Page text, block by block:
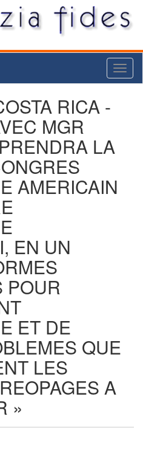
RICA -
MGR
LA
AMERICAIN
EN UN
POUR
ET DE
QUE
LES
A
»